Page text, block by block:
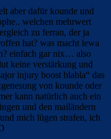
aber dafür kounde und
welchen mehrwert
zu ferran, der ja
hat? was macht lewa
einfach gar nix… also
keine verstärkung und
injury boost blabla“ das
von kounde oder
kann natürlich auch ein
und den mailändern
mich lügen strafen, ich